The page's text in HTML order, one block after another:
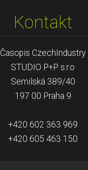
Kontakt
Časopis CzechIndustry
STUDIO P+P s.r.o
Semilská 389/40
197 00 Praha 9
+420 602 363 969
+420 605 463 150